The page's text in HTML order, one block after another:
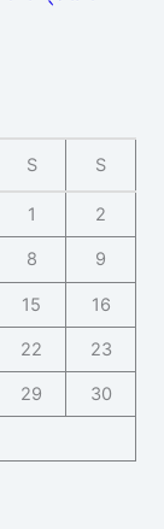
S S
1 2
8 9
15 16
22 23
29 30